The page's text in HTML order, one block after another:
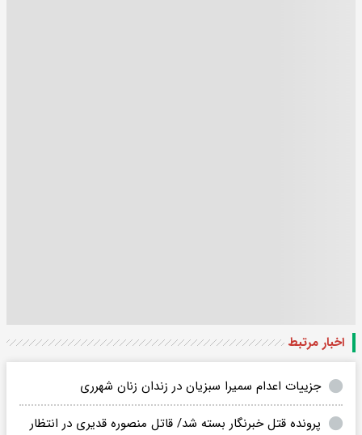
اخبار مرتبط
جزییات اعدام سمیرا سبزیان در زندان زنان شهرری
پرونده قتل خبرنگار بسته شد/ قاتل منصوره قدیری در انتظار